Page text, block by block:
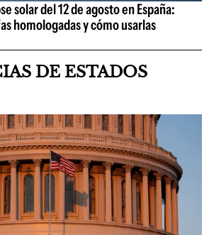
solar del 12 de agosto en España:
homologadas y cómo usarlas
DE ESTADOS